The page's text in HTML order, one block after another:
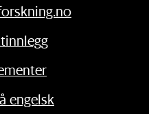
engelsk